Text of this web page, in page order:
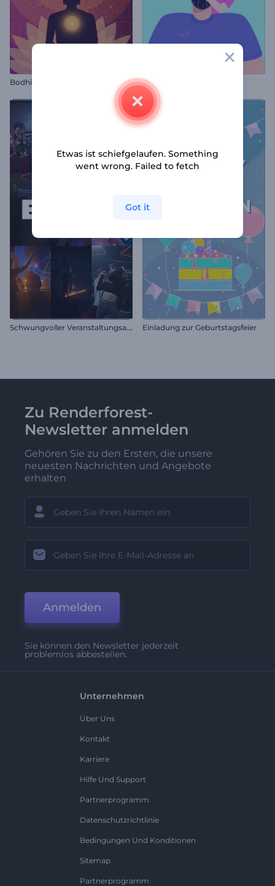
Bodhi-Tag Animationen Animation zum Vatertag
S
chwungvoller Veranstaltungsauftakt Einladung zur Geburtstagsfeier
Zu Renderforest-
Newsletter anmelden
Gehören Sie zu den Ersten, die unsere
neuesten Nachrichten und Angebote
erhalten
Anmelden
Sie können den Newsletter jederzeit
problemlos abbestellen.
Unternehmen
Über Uns
Kontakt
Karriere
Hilfe Und Support
Partnerprogramm
Datenschutzrichtlinie
Bedingungen Und Konditionen
Sitemap
Partnerprogramm
Etwas ist schiefgelaufen. Something
went wrong. Failed to fetch
Got it